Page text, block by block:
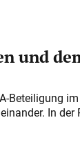
und
Beteiligung
In